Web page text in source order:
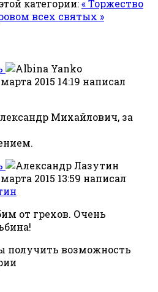
категории:« Торжество
всех святых »
2015 14:19 написал
Михайлович, за
2015 13:59 написал
от грехов. Очень
получить возможность